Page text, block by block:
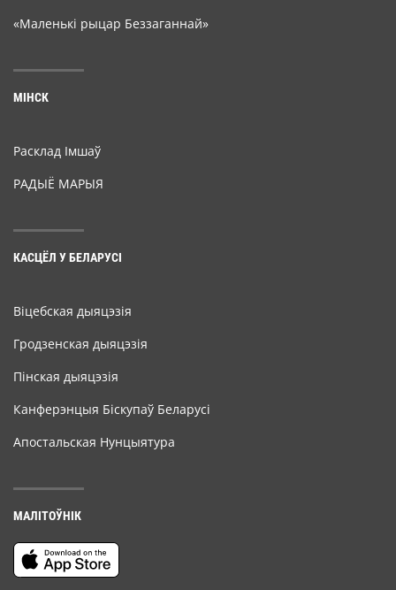
«Маленькі рыцар Беззаганнай»
МІНСК
Расклад Імшаў
РАДЫЁ МАРЫЯ
КАСЦЁЛ У БЕЛАРУСІ
Віцебская дыяцэзія
Гродзенская дыяцэзія
Пінская дыяцэзія
Канферэнцыя Біскупаў Беларусі
Апостальская Нунцыятура
МАЛІТОЎНІК